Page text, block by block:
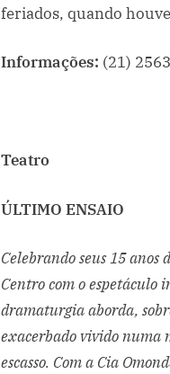
feriados, quando
Informações: (21)
Teatro
ÚLTIMO ENSAIO
Celebrando seus 15
Centro com o espetáculo
dramaturgia aborda,
exacerbado vivido numa
escasso. Com a Cia